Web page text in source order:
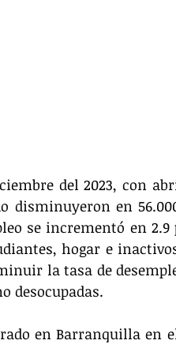
del 2023, con
disminuyeron en
se incrementó en
hogar e
la tasa de
desocupadas.
en Barranquilla en